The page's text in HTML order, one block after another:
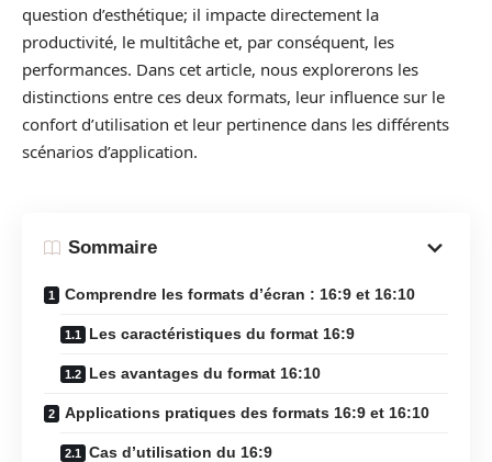
question d’esthétique; il impacte directement la
productivité, le multitâche et, par conséquent, les
performances. Dans cet article, nous explorerons les
distinctions entre ces deux formats, leur influence sur le
confort d’utilisation et leur pertinence dans les différents
scénarios d’application.
Sommaire
Comprendre les formats d’écran : 16:9 et 16:10
Les caractéristiques du format 16:9
Les avantages du format 16:10
Applications pratiques des formats 16:9 et 16:10
Cas d’utilisation du 16:9